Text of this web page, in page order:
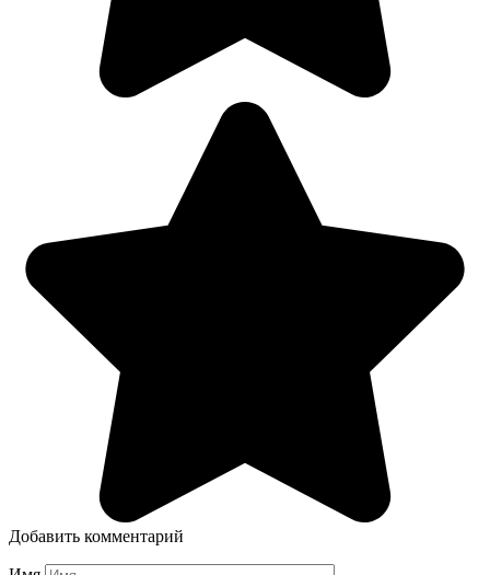
Добавить комментарий